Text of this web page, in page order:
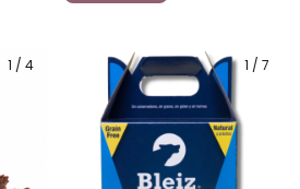
1 / 4 1 / 7